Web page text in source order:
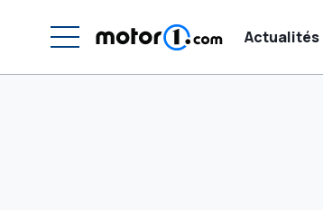
Actualités